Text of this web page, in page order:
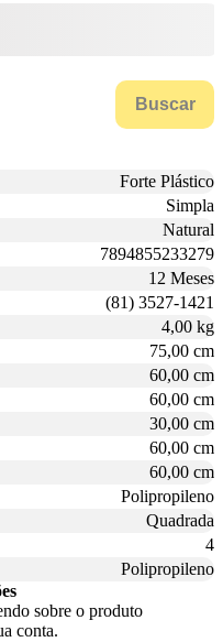
Buscar
Forte Plástico
Simpla
Natural
7894855233279
12 Meses
(81) 3527-1421
4,00 kg
75,00 cm
60,00 cm
60,00 cm
30,00 cm
60,00 cm
60,00 cm
Polipropileno
Quadrada
4
Polipropileno
sobre o produto
conta.